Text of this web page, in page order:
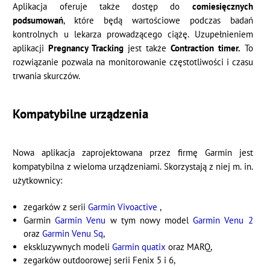
Aplikacja oferuje także dostęp do comiesięcznych
podsumowań, które będą wartościowe podczas badań
kontrolnych u lekarza prowadzącego ciążę. Uzupełnieniem
aplikacjiPregnancy Tracking jest także Contraction timer. To
rozwiązanie pozwala na monitorowanie częstotliwości i czasu
trwania skurczów.
Kompatybilne urządzenia
Nowa aplikacja zaprojektowana przez firmę Garmin jest
kompatybilna z wieloma urządzeniami. Skorzystają z niej m. in.
użytkownicy:
zegarków z serii Garmin Vivoactive ,
GarminGarmin Venu w tym nowy modelGarmin Venu 2
oraz Garmin Venu Sq,
ekskluzywnych modeli Garmin quatix oraz MARQ,
zegarków outdoorowej serii Fenix 5 i 6,